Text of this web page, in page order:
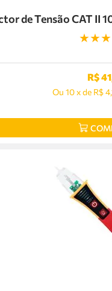
de Tensão CAT II
★★★
R$41
Ou 10xde R$